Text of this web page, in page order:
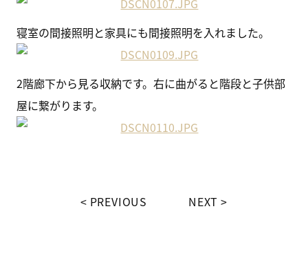
寝室の間接照明と家具にも間接照明を入れました。
2階廊下から見る収納です。右に曲がると階段と子供部
屋に繋がります。
PREVIOUS NEXT